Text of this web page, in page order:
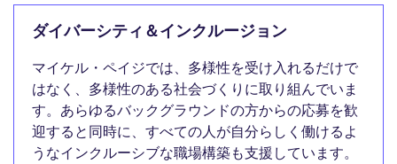
ダイバーシティ＆インクルージョン
マイケル・ペイジでは、多様性を受け入れるだけで
はなく、多様性のある社会づくりに取り組んでいま
す。あらゆるバックグラウンドの方からの応募を歓
迎すると同時に、すべての人が自分らしく働けるよ
うなインクルーシブな職場構築も支援しています。